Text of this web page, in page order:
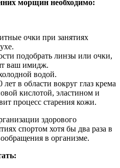
морщин необходимо:
очки при занятиях
подобрать линзы или очки,
ваш имидж.
водой.
в области вокруг глаз крема
кислотой, эластином и
процесс старения кожи.
здорового
спортом хотя бы два раза в
в организме.